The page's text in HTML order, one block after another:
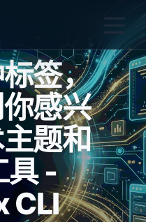
签，
感兴
题和
具 -
CLI